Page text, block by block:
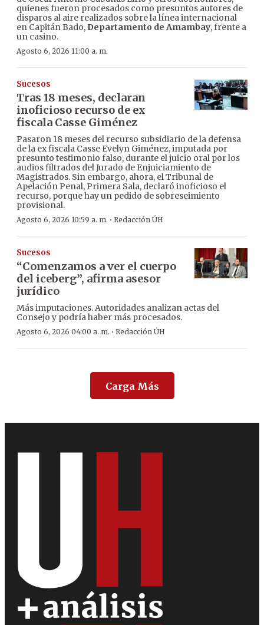
quienes fueron procesados como presuntos autores de
disparos al aire realizados sobre la línea internacional
en Capitán Bado, Departamento de Amambay, frente a
un casino.
Agosto 6, 2026 11:00 a. m.
Sucesos
Tras 18 meses, declaran
inoficioso recurso de ex
fiscala Casse Giménez
Pasaron 18 meses del recurso subsidiario de la defensa
de la ex fiscala Casse Evelyn Giménez, imputada por
presunto testimonio falso, durante el juicio oral por los
audios filtrados del Jurado de Enjuiciamiento de
Magistrados. Sin embargo, ahora, el Tribunal de
Apelación Penal, Primera Sala, declaró inoficioso el
recurso, porque hay un pedido de sobreseimiento
provisional.
Agosto 6, 2026 10:59 a. m. · Redacción ÚH
Sucesos
“Comenzamos a ver el cuerpo
del iceberg”, afirma asesor
jurídico
Más imputaciones. Autoridades analizan actas del
Consejo y podría haber más procesados.
Agosto 6, 2026 04:00 a. m. · Redacción ÚH
Carga Más